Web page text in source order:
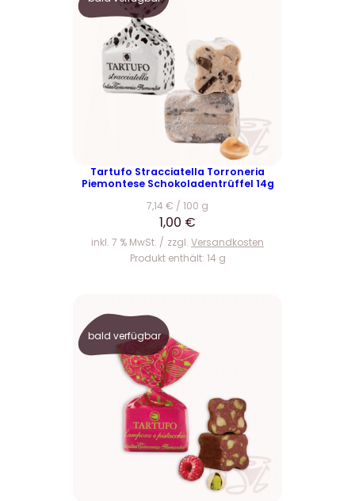
Tartufo Stracciatella Torroneria
Piemontese Schokoladentrüffel 14g
7,14 € / 100 g
1,00 €
inkl. 7 % MwSt. zzgl. Versandkosten
Produkt enthält: 14 g
bald verfügbar